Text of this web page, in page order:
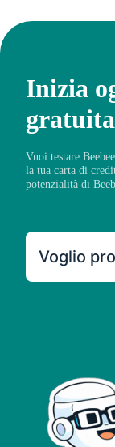
Inizia
gratuita
Vuoi testare
la tua carta di
potenzialità di
Voglio